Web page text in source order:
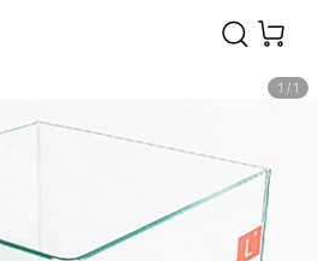
1 / 1